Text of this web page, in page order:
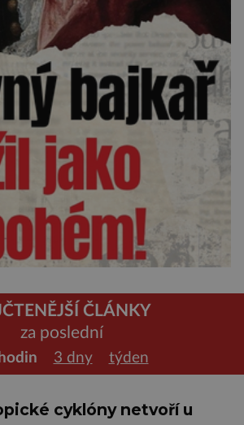
ČLÁNKY
za poslední
3 dny týden
cyklóny netvoří u